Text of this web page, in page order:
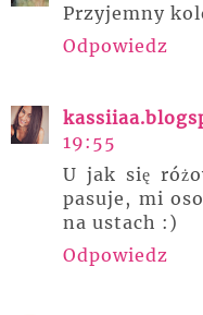
Przyjemny
Odpowiedz
19:55
U jak się
pasuje, mi
na ustach :)
Odpowiedz